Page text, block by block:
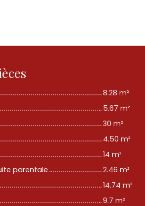
8.28 m²
5.67 m²
30 m²
4.50 m²
14 m²
parentale
2.46 m²
14.74 m²
9.7 m²